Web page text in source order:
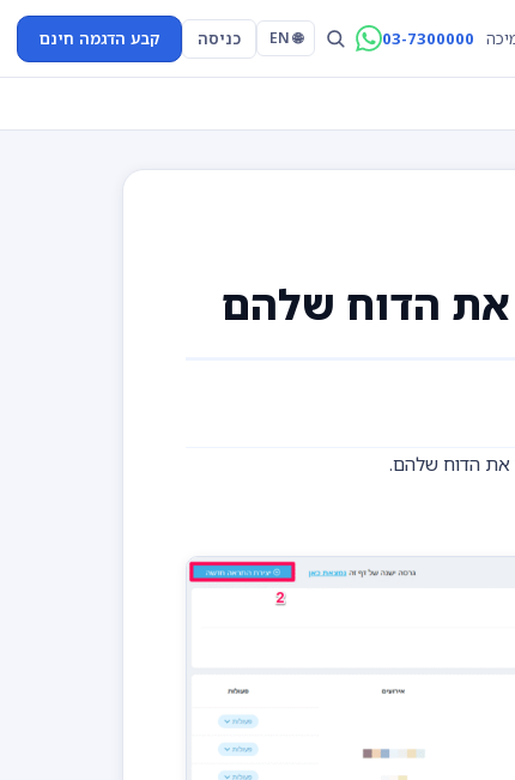
03-7300000
🌐 EN כניסה קבע הדגמה חינם
את הדוח שלהם
את הדוח שלהם.